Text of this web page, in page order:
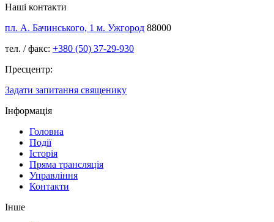
Наші контакти
пл. А. Бачинського, 1 м. Ужгород 88000
тел. / факс: +380 (50) 37-29-930
Пресцентр:
Задати запитання священику
Інформація
Головна
Події
Історія
Пряма трансляція
Управління
Контакти
Інше